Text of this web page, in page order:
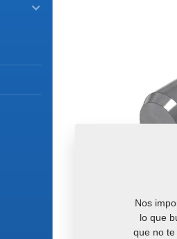
Nos
lo que
que no